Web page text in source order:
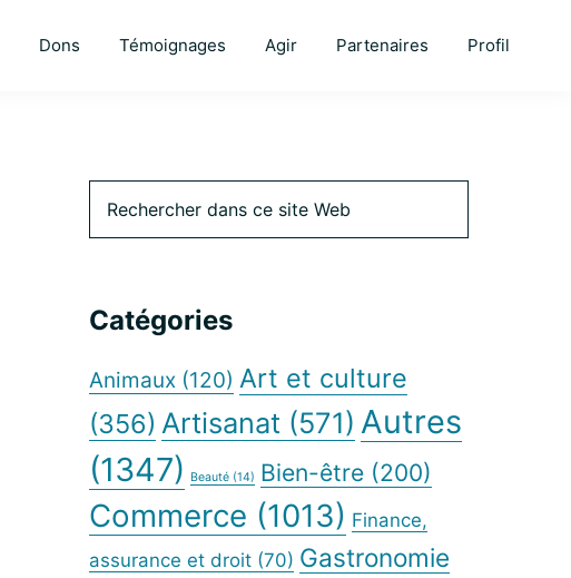
Dons Témoignages Agir Partenaires Profil
Barre
principale
dans
Catégories
Animaux (120) Art et culture
(356) Artisanat (571) Autres
(1347)
Beauté (14) Bien-être (200)
Commerce (1013) Finance,
assurance et droit (70) Gastronomie